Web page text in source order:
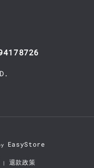
EasyStore
| 退款政策